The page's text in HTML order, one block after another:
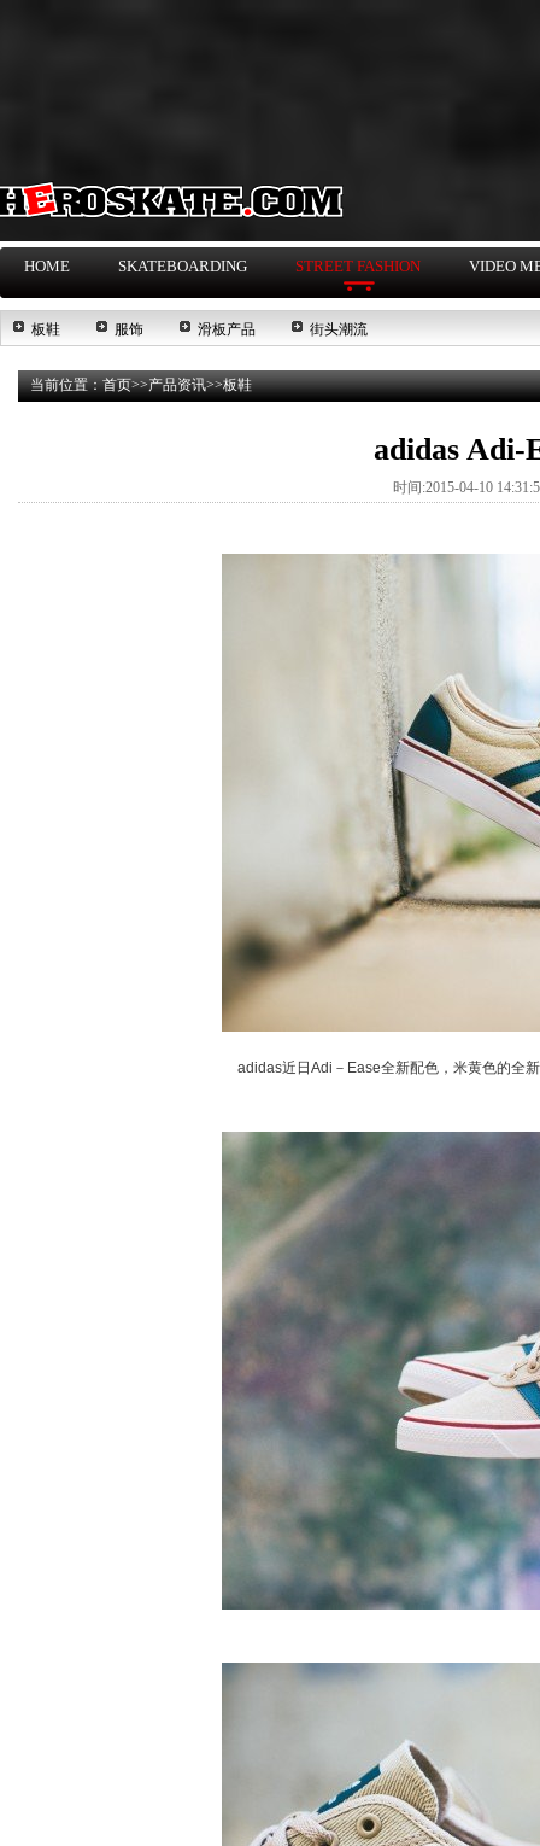
HOME SKATEBOARDING STREET FASHION VIDEO
板鞋 服饰 滑板产品 街头潮流
当前位置：首页>>产品资讯>>板鞋
adidas Adi-
时间:2015-04-10
adidas近日Adi－Ease全新配色，米黄色的全